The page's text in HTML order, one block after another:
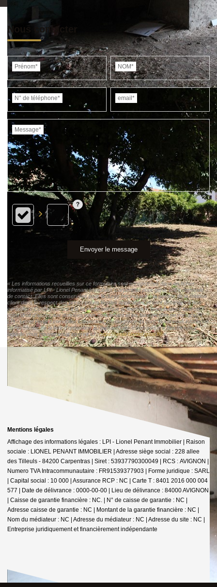
Nous contacter
Prénom* NOM*
N° de téléphone* email*
Message*
Envoyer le message
« Les informations recueillies sur ce formulaire sont enregistrées dans un fichier
informatisé par LPI - Lionel Penant Immobilier Carpentras pour gérer votre demande
de contact. Elles sont conservées pour la durée nécessaire à la gestion de la relation
client dans le respect des prescriptions légales applicables et sont destinées à nos
conseillers Conformément à la loi « informatique et libertés », vous pouvez exercer
votre droit d'accès aux données vous concernant et les faire rectifier en contactant
LPI - Lionel Penant Immobilier Carpentras info@agence-lpi.com. Nous vous informons
de l'existence de la liste d'opposition au démarchage téléphonique « Bloctel », sur
laquelle vous pouvez vous inscrire ici :https://www.bloctel.gouv.fr/»
Mentions légales
Affichage des informations légales : LPI - Lionel Penant Immobilier | Raison
sociale : LIONEL PENANT IMMOBILIER | Adresse siège social : 228 allee
des Tilleuls - 84200 Carpentras | Siret : 53937790300049 | RCS : AVIGNON |
Numero TVA Intracommunautaire : FR91539377903 | Forme juridique : SARL
| Capital social : 10 000 | Assurance RCP : NC | Carte T : 8401 2016 000 004
577 | Date de délivrance : 0000-00-00 | Lieu de délivrance : 84000 AVIGNON
| Caisse de garantie financière : NC. | N° de caisse de garantie : NC |
Adresse caisse de garantie : NC | Montant de la garantie financière : NC |
Nom du médiateur : NC | Adresse du médiateur : NC | Adresse du site : NC |
Entreprise juridiquement et financièrement indépendante